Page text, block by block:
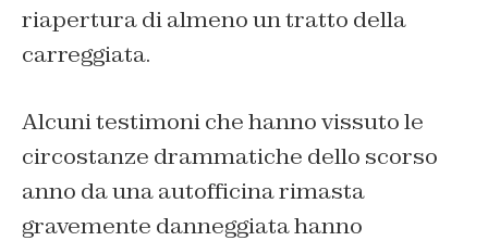
riapertura di almeno un tratto della
carreggiata.
Alcuni testimoni che hanno vissuto le
circostanze drammatiche dello scorso
anno da una autofficina rimasta
gravemente danneggiata hanno